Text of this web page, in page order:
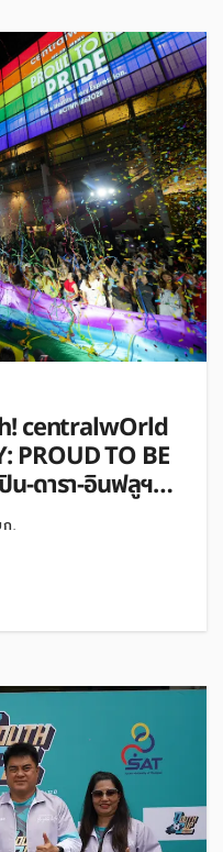
centralwOrld
PROUD TO BE
น-ดารา-อินฟลูฯ
.